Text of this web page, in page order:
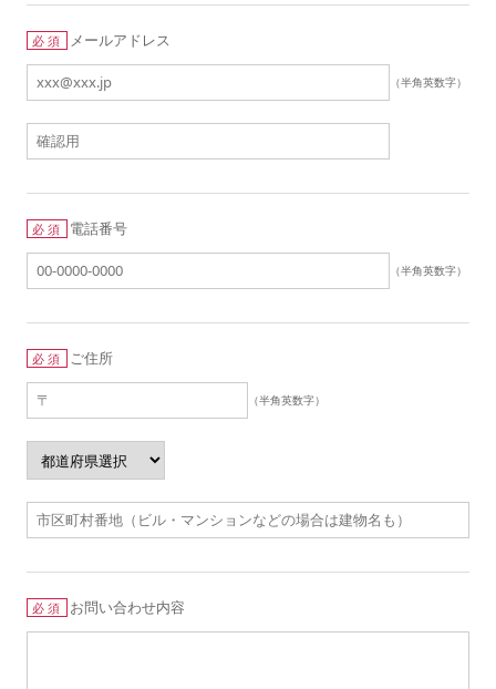
必須 メールアドレス
（半角英数字）
必須 電話番号
（半角英数字）
必須 ご住所
（半角英数字）
必須 お問い合わせ内容